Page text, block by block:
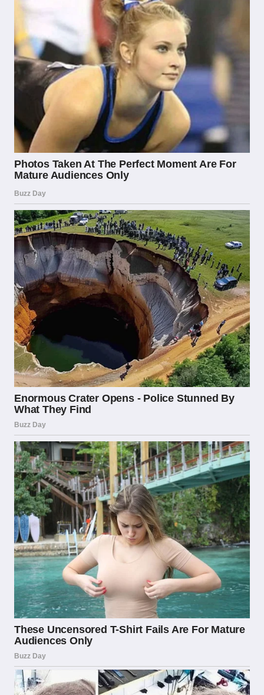
Dal punto di vista del consumatore, la presenza
della licenza ADM su un sito di scommesse
offre una serie di garanzie concrete e tangibili
che vanno ben oltre il semplice rispetto della
legge. La prima e più importante riguarda la
sicurezza finanziaria: gli operatori licenziati
sono obbligati a mantenere i fondi dei giocatori
separati dal capitale operativo dell’azienda.
Questo significa che, anche in caso di difficoltà
finanziarie dell’operatore, le somme depositate
dai giocatori sono protette e devono essere
restituite.
La trasparenza nelle operazioni è un altro
pilastro fondamentale della regolamentazione
ADM. I bookmaker autorizzati devono
pubblicare chiaramente le proprie regole, le
condizioni dei bonus e le politiche di prelievo.
L’ADM supervisiona che queste informazioni
siano accessibili e comprensibili per i
consumatori, e che non vi siano pratiche
ingannevoli nelle comunicazioni commerciali. In
caso di controversie tra giocatori e operatori,
esiste un meccanismo di risoluzione delle
dispute che prevede la possibilità di rivolgersi
all’ente regolatore come arbitro imparziale.
La lotta alla ludopatia è diventata negli ultimi
anni una priorità assoluta per l’ADM e per la
normativa italiana sul gioco. Tutti gli operatori
licenziati sono tenuti a implementare strumenti
di gioco responsabile, tra cui la possibilità di
impostare limiti di spesa giornalieri,
settimanali o mensili, l’opzione di
autoesclusione temporanea o permanente dal
sito, e l’accesso a risorse di supporto per chi
soffre di dipendenza dal gioco. Il Registro
Nazionale dei Soggetti che Richiedono
l’Autoesclusione dal Gioco (RIES) è uno
strumento concreto che permette ai giocatori
problematici di escludersi da tutti gli operatori
licenziati con una singola richiesta.